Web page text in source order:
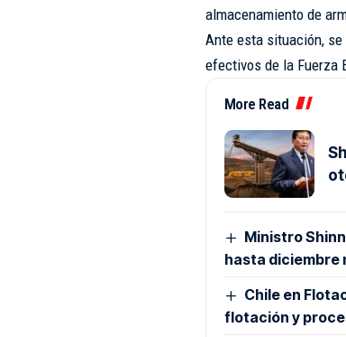
almacenamiento de
Ante esta situación, se
efectivos de la Fuerza
More Read
Ministro
hasta diciembre
Chile en
flotación y